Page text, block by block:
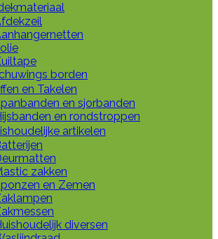
borden
en Takelen
en sjorbanden
en rondstroppen
artikelen
zakken
en Zemen
diversen